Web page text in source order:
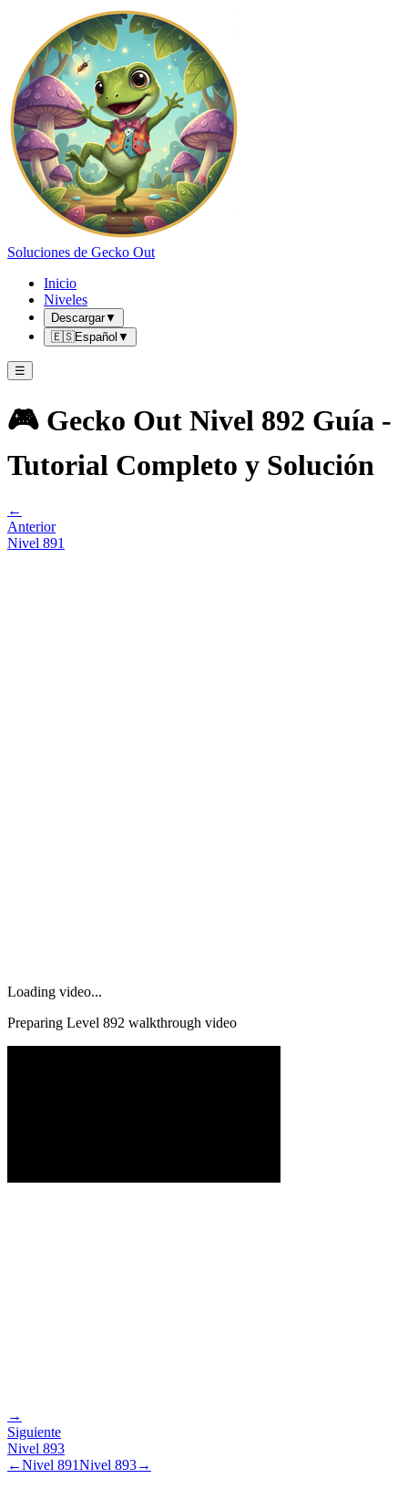
Soluciones de Gecko Out
Inicio
Niveles
Descargar▼
🇪🇸Español ▼
☰
🎮 Gecko Out Nivel 892 Guía -
Tutorial Completo y Solución
←
Anterior
Nivel 891
Loading video...
Preparing Level 892 walkthrough video
→
Siguiente
Nivel 893
←Nivel 891Nivel 893→